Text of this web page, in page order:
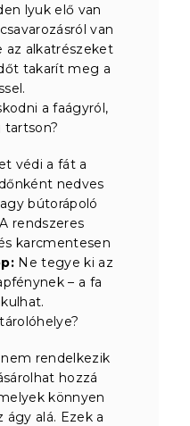
lyuk elő van
van
az alkatrészeket
takarít meg a
a faágyról,
tartson?
védi a fát a
nedves
bútorápoló
rendszeres
karcmentesen
Ne tegye ki az
– a fa
rendelkezik
hozzá
könnyen
alá. Ezek a